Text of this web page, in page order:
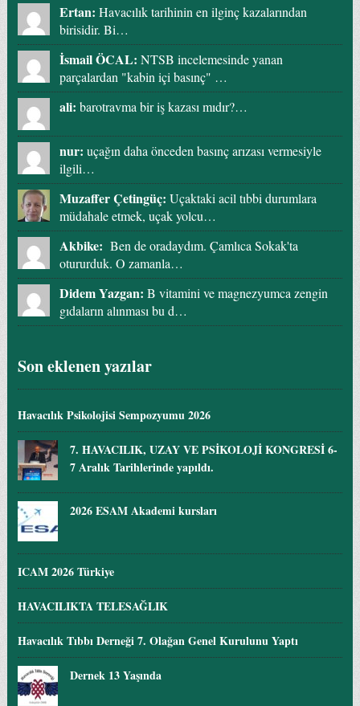
Ertan: Havacılık tarihinin en ilginç kazalarından
birisidir. Bi…
İsmail ÖCAL: NTSB incelemesinde yanan
parçalardan "kabin içi basınç" …
ali: barotravma bir iş kazası mıdır?…
nur: uçağın daha önceden basınç arızası vermesiyle
ilgili…
Muzaffer Çetingüç: Uçaktaki acil tıbbi durumlara
müdahale etmek, uçak yolcu…
Akbike: Ben de oradaydım. Çamlıca Sokak'ta
otururduk. O zamanla…
Didem Yazgan: B vitamini ve magnezyumca zengin
gıdaların alınması bu d…
Son eklenen yazılar
Havacılık Psikolojisi Sempozyumu 2026
7. HAVACILIK, UZAY VE PSİKOLOJİ KONGRESİ 6-
7 Aralık Tarihlerinde yapıldı.
2026 ESAM Akademi kursları
ICAM 2026 Türkiye
HAVACILIKTA TELESAĞLIK
Havacılık Tıbbı Derneği 7. Olağan Genel Kurulunu Yaptı
Dernek 13 Yaşında